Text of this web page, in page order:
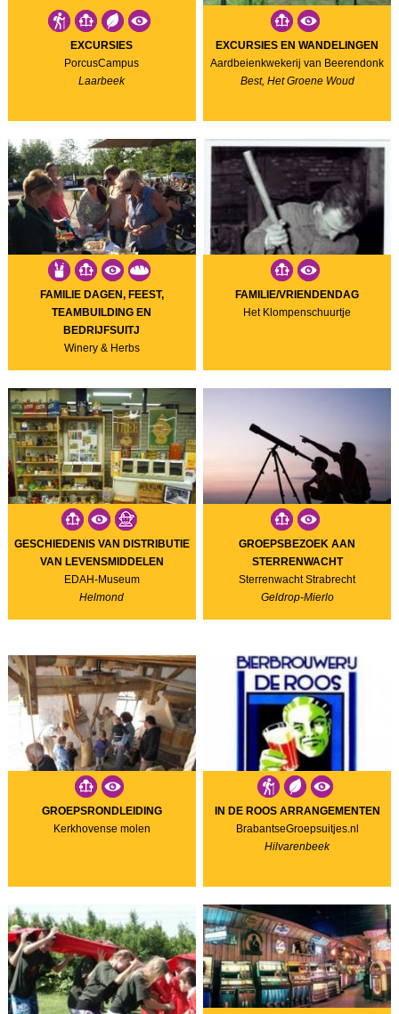
EXCURSIES
PorcusCampus
Laarbeek
EXCURSIES EN WANDELINGEN
Aardbeienkwekerij van Beerendonk
Best, Het Groene Woud
FAMILIE DAGEN, FEEST,
TEAMBUILDING EN
BEDRIJFSUITJ
Winery & Herbs
FAMILIE/VRIENDENDAG
Het Klompenschuurtje
GESCHIEDENIS VAN DISTRIBUTIE
VAN LEVENSMIDDELEN
EDAH-Museum
Helmond
GROEPSBEZOEK AAN
STERRENWACHT
Sterrenwacht Strabrecht
Geldrop-Mierlo
GROEPSRONDLEIDING
Kerkhovense molen
IN DE ROOS ARRANGEMENTEN
BrabantseGroepsuitjes.nl
Hilvarenbeek